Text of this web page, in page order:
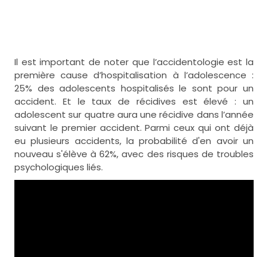
Il est important de noter que l’accidentologie est la
première cause d’hospitalisation à l’adolescence :
25% des adolescents hospitalisés le sont pour un
accident. Et le taux de récidives est élevé : un
adolescent sur quatre aura une récidive dans l’année
suivant le premier accident. Parmi ceux qui ont déjà
eu plusieurs accidents, la probabilité d'en avoir un
nouveau s'élève à 62%, avec des risques de troubles
psychologiques liés.